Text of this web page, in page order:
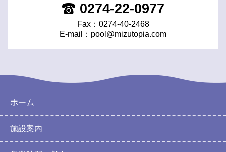
0274-22-0977
Fax：0274-40-2468
E-mail： pool@mizutopia.com
ホーム
施設案内